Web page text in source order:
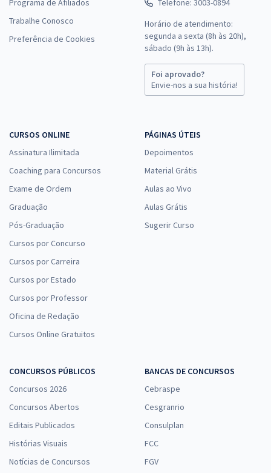
Programa de Afiliados
Trabalhe Conosco
Preferência de Cookies
Telefone: 3003-0894
Horário de atendimento:
segunda a sexta (8h às 20h),
sábado (9h às 13h).
Foi aprovado?
Envie-nos a sua história!
CURSOS ONLINE
Assinatura Ilimitada
Coaching para Concursos
Exame de Ordem
Graduação
Pós-Graduação
Cursos por Concurso
Cursos por Carreira
Cursos por Estado
Cursos por Professor
Oficina de Redação
Cursos Online Gratuitos
PÁGINAS ÚTEIS
Depoimentos
Material Grátis
Aulas ao Vivo
Aulas Grátis
Sugerir Curso
CONCURSOS PÚBLICOS
Concursos 2026
Concursos Abertos
Editais Publicados
Histórias Visuais
Notícias de Concursos
BANCAS DE CONCURSOS
Cebraspe
Cesgranrio
Consulplan
FCC
FGV